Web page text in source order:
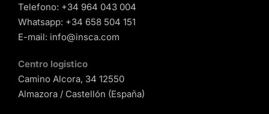
Telefono: +34 964 043 004
Whatsapp: +34 658 504 151
E-mail: info@insca.com
Centro logistico
Camino Alcora, 34 12550
Almazora / Castellón (España)